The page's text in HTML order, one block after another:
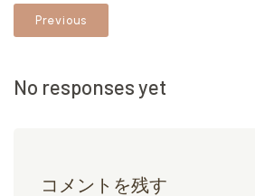
Previous
No responses yet
コメントを残す